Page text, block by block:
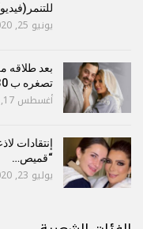
يونيو 25, 2020
بعد طلاقه
تصغره ب 30 عاما
أغسطس 17, 2020
إنتقادات
“قميص…
يوليو 23, 2020